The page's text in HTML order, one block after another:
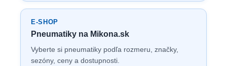
E-SHOP
Pneumatiky na Mikona.sk
Vyberte si pneumatiky podľa rozmeru, značky,
sezóny, ceny a dostupnosti.